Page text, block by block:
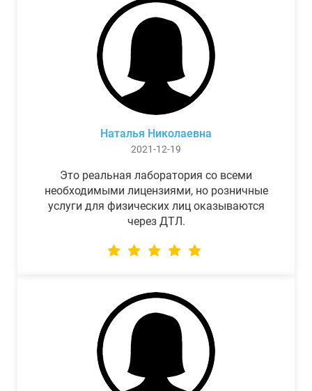
Наталья Николаевна
2021-12-19
Это реальная лаборатория со всеми
необходимыми лицензиями, но розничные
услуги для физических лиц оказываются
через ДТЛ.